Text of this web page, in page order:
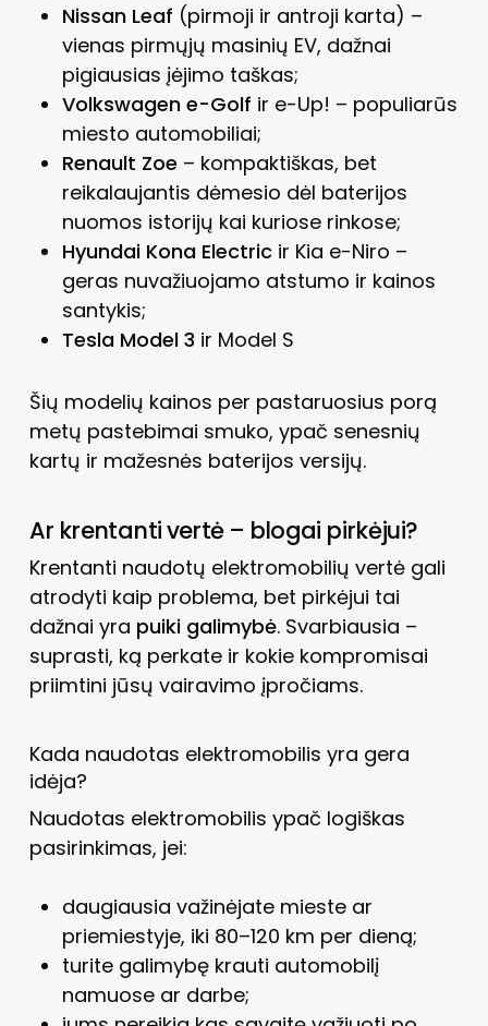
Nissan Leaf (pirmoji ir antroji karta) –
vienas pirmųjų masinių EV, dažnai
pigiausias įėjimo taškas;
Volkswagen e-Golf ir e-Up! – populiarūs
miesto automobiliai;
Renault Zoe – kompaktiškas, bet
reikalaujantis dėmesio dėl baterijos
nuomos istorijų kai kuriose rinkose;
Hyundai Kona Electricir Kia e-Niro –
geras nuvažiuojamo atstumo ir kainos
santykis;
Tesla Model 3 ir Model S
Šių modelių kainos per pastaruosius porą
metų pastebimai smuko, ypač senesnių
kartų ir mažesnės baterijos versijų.
Ar krentanti vertė – blogai pirkėjui?
Krentanti naudotų elektromobilių vertė gali
atrodyti kaip problema, bet pirkėjui tai
dažnai yra puiki galimybė. Svarbiausia –
suprasti, ką perkate ir kokie kompromisai
priimtini jūsų vairavimo įpročiams.
Kada naudotas elektromobilis yra gera
idėja?
Naudotas elektromobilis ypač logiškas
pasirinkimas, jei:
daugiausia važinėjate mieste ar
priemiestyje, iki 80–120 km per dieną;
turite galimybę krauti automobilį
namuose ar darbe;